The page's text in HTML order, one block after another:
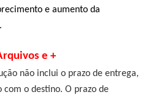
e aumento da
e +
não inclui o prazo de entrega,
o destino. O prazo de